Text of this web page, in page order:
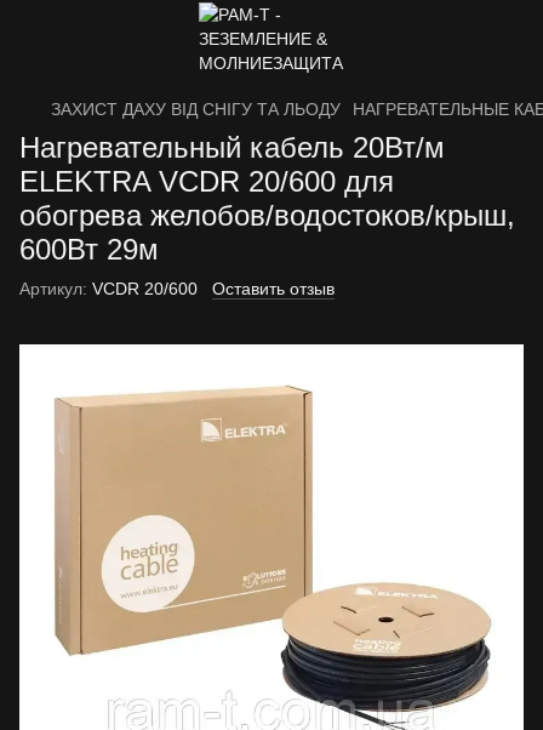
ЗАХИСТ ДАХУ ВІД СНІГУ ТА ЛЬОДУ НАГРЕВАТЕЛЬНЫЕ
Нагревательный кабель 20Вт/м
ELEKTRA VCDR 20/600 для
обогрева желобов/водостоков/крыш,
600Вт 29м
Артикул: VCDR 20/600 Оставить отзыв